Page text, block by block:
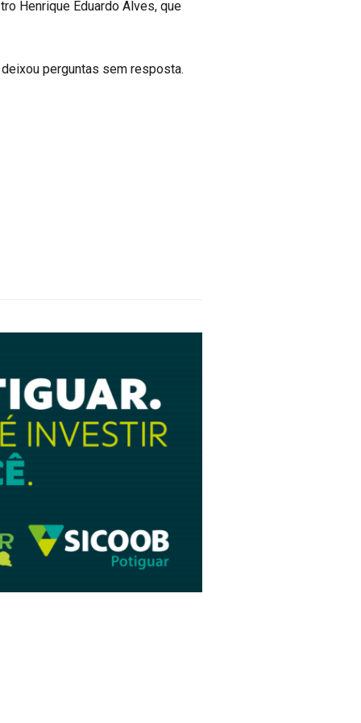
Henrique Eduardo Alves, que
perguntas sem resposta.